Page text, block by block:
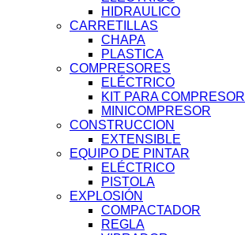
HIDRAULICO
CARRETILLAS
CHAPA
PLASTICA
COMPRESORES
ELÉCTRICO
KIT PARA COMPRESOR
MINICOMPRESOR
CONSTRUCCION
EXTENSIBLE
EQUIPO DE PINTAR
ELÉCTRICO
PISTOLA
EXPLOSIÓN
COMPACTADOR
REGLA